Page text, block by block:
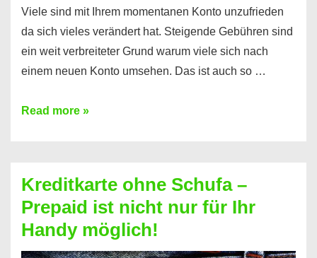
Viele sind mit Ihrem momentanen Konto unzufrieden
da sich vieles verändert hat. Steigende Gebühren sind
ein weit verbreiteter Grund warum viele sich nach
einem neuen Konto umsehen. Das ist auch so …
Konto
Neueröffnung
trotz
Schufaeintrag
möglich
Read more »
Kreditkarte ohne Schufa –
Prepaid ist nicht nur für Ihr
Handy möglich!